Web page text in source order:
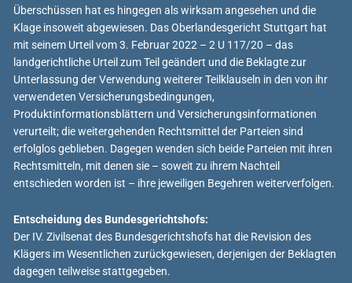
Überschüssen hat es hingegen als wirksam angesehen und die
Klage insoweit abgewiesen. Das Oberlandesgericht Stuttgart hat
mit seinem Urteil vom 3. Februar 2022 – 2 U 117/20 – das
landgerichtliche Urteil zum Teil geändert und die Beklagte zur
Unterlassung der Verwendung weiterer Teilklauseln in den von ihr
verwendeten Versicherungsbedingungen,
Produktinformationsblättern und Versicherungsinformationen
verurteilt; die weitergehenden Rechtsmittel der Parteien sind
erfolglos geblieben. Dagegen wenden sich beide Parteien mit ihren
Rechtsmitteln, mit denen sie – soweit zu ihrem Nachteil
entschieden worden ist – ihre jeweiligen Begehren weiterverfolgen.
Entscheidung des Bundesgerichtshofs:
Der IV. Zivilsenat des Bundesgerichtshofs hat die Revision des
Klägers im Wesentlichen zurückgewiesen, derjenigen der Beklagten
dagegen teilweise stattgegeben.